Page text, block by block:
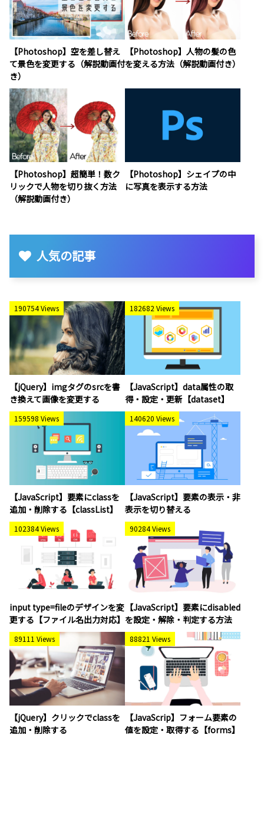
【Photoshop】空を差し替え
て景色を変更する（解説動画付
き）
【Photoshop】人物の髪の色
を変える方法（解説動画付き）
【Photoshop】超簡単！数ク
リックで人物を切り抜く方法
（解説動画付き）
【Photoshop】シェイプの中
に写真を表示する方法
人気の記事
190754 Views
【jQuery】imgタグのsrcを書
き換えて画像を変更する
182682 Views
【JavaScript】data属性の取
得・設定・更新【dataset】
159598 Views
【JavaScript】要素にclassを
追加・削除する【classList】
140620 Views
【JavaScript】要素の表示・非
表示を切り替える
102384 Views
input type=fileのデザインを変
更する【ファイル名出力対応】
90284 Views
【JavaScript】要素にdisabled
を設定・解除・判定する方法
89111 Views
【jQuery】クリックでclassを
追加・削除する
88821 Views
【JavaScrip】フォーム要素の
値を設定・取得する【forms】